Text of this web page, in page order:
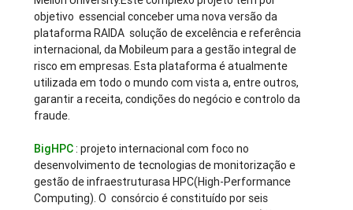
objetivo essencial conceber uma nova versão da
plataforma RAIDA solução de excelência e referência
internacional, da Mobileum para a gestão integral de
risco em empresas. Esta plataforma é atualmente
utilizada em todo o mundo com vista a, entre outros,
garantir a receita, condições do negócio e controlo da
fraude.
BigHPC: projeto internacional com foco no
desenvolvimento de tecnologias de monitorização e
gestão de infraestruturasa HPC(High-Performance
Computing). O consórcio é constituído por seis